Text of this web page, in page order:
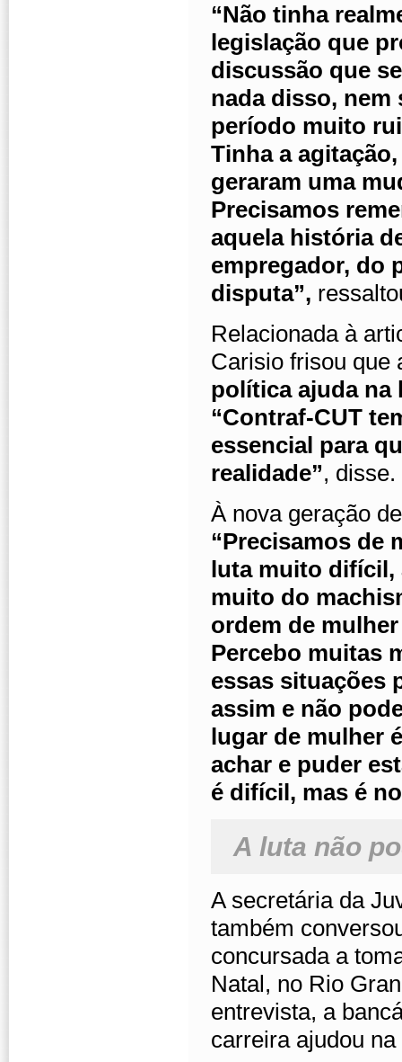
“Não tinha
legislação que
discussão que
nada disso,
período muito
Tinha a
geraram uma
Precisamos
aquela história
empregador, do
disputa”,
Relacionada à
Carisio frisou que
política ajuda na
“Contraf-CUT
essencial para
realidade”, disse.
À nova geração
“Precisamos de
luta muito difícil,
muito do
ordem de
Percebo muitas
essas situações
assim e não
lugar de mulher
achar e puder
é difícil, mas é
A luta não
A secretária da
também
concursada a
Natal, no Rio
entrevista, a
carreira ajudou